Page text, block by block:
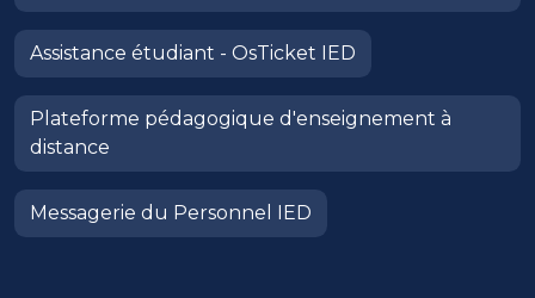
Assistance étudiant - OsTicket IED
Plateforme pédagogique d'enseignement à
distance
Messagerie du Personnel IED